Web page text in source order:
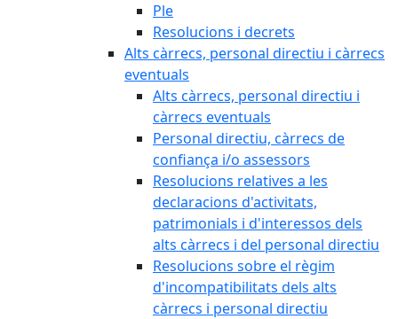
Ple
Resolucions i decrets
Alts càrrecs, personal directiu i càrrecs
eventuals
Alts càrrecs, personal directiu i
càrrecs eventuals
Personal directiu, càrrecs de
confiança i/o assessors
Resolucions relatives a les
declaracions d'activitats,
patrimonials i d'interessos dels
alts càrrecs i del personal directiu
Resolucions sobre el règim
d'incompatibilitats dels alts
càrrecs i personal directiu